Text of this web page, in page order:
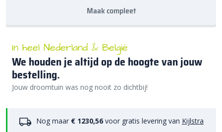
Maak compleet
In heel Nederland & België
We houden je altijd op de hoogte van jouw
bestelling.
Jouw droomtuin was nog nooit zo dichtbij!
Nog maar € 1230,56 voor gratis levering van Kijlstra